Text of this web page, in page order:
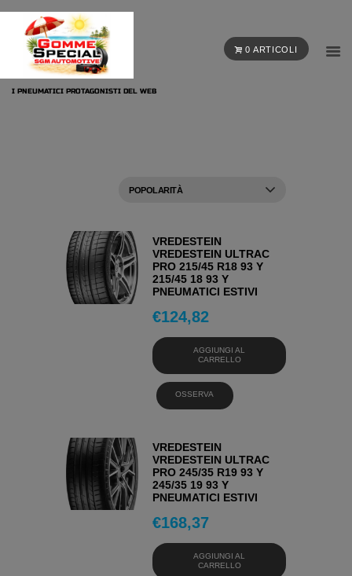
0 ARTICOLI
I PNEUMATICI PROTAGONISTI DEL WEB
VREDESTEIN
VREDESTEIN ULTRAC
PRO 215/45 R18 93 Y
215/45 18 93 Y
PNEUMATICI ESTIVI
€124,82
AGGIUNGI AL
CARRELLO
OSSERVA
VREDESTEIN
VREDESTEIN ULTRAC
PRO 245/35 R19 93 Y
245/35 19 93 Y
PNEUMATICI ESTIVI
€168,37
AGGIUNGI AL
CARRELLO